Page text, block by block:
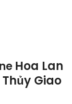
Hoa Lan
Giao